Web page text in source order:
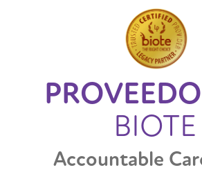
BIOTE
Accountable